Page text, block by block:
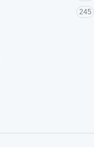
245